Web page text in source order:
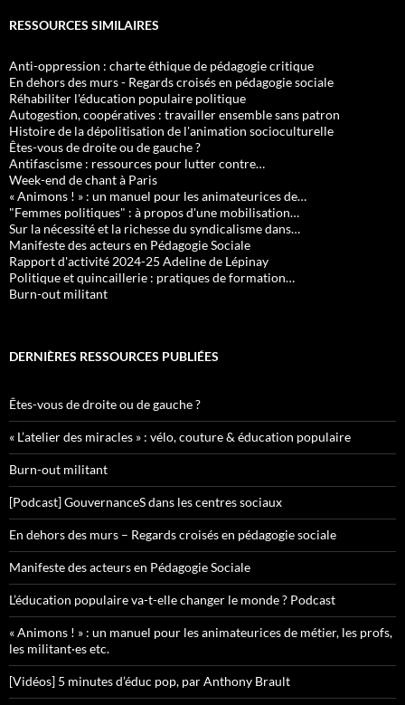
RESSOURCES SIMILAIRES
Anti-oppression : charte éthique de pédagogie critique
En dehors des murs - Regards croisés en pédagogie sociale
Réhabiliter l'éducation populaire politique
Autogestion, coopératives : travailler ensemble sans patron
Histoire de la dépolitisation de l'animation socioculturelle
Êtes-vous de droite ou de gauche ?
Antifascisme : ressources pour lutter contre…
Week-end de chant à Paris
« Animons ! » : un manuel pour les animateurices de…
"Femmes politiques" : à propos d'une mobilisation…
Sur la nécessité et la richesse du syndicalisme dans…
Manifeste des acteurs en Pédagogie Sociale
Rapport d'activité 2024-25 Adeline de Lépinay
Politique et quincaillerie : pratiques de formation…
Burn-out militant
DERNIÈRES RESSOURCES PUBLIÉES
Êtes-vous de droite ou de gauche ?
« L’atelier des miracles » : vélo, couture & éducation populaire
Burn-out militant
[Podcast] GouvernanceS dans les centres sociaux
En dehors des murs – Regards croisés en pédagogie sociale
Manifeste des acteurs en Pédagogie Sociale
L’éducation populaire va-t-elle changer le monde ? Podcast
« Animons ! » : un manuel pour les animateurices de métier, les profs,
les militant·es etc.
[Vidéos] 5 minutes d’éduc pop, par Anthony Brault